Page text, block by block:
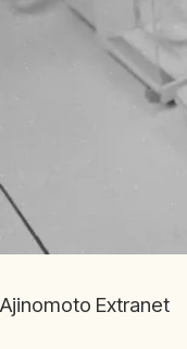
Ajinomoto Extranet